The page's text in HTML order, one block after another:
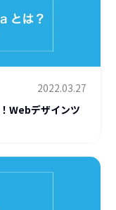
2022.03.27
Webデザインツ